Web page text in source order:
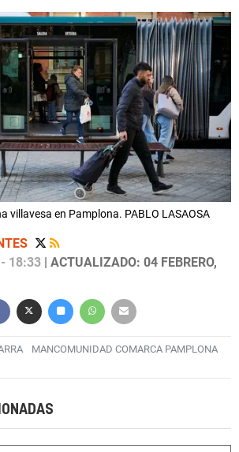
villavesa en Pamplona. PABLO LASAOSA
- 18:33 | ACTUALIZADO: 04 FEBRERO,
MANCOMUNIDAD COMARCA PAMPLONA